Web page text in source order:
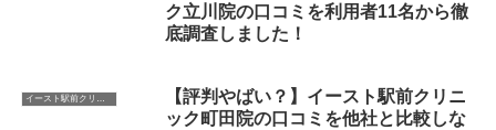
ク立川院の口コミを利用者11名から徹
底調査しました！
イースト駅前クリニック
【評判やばい？】イースト駅前クリニ
ック町田院の口コミを他社と比較しな